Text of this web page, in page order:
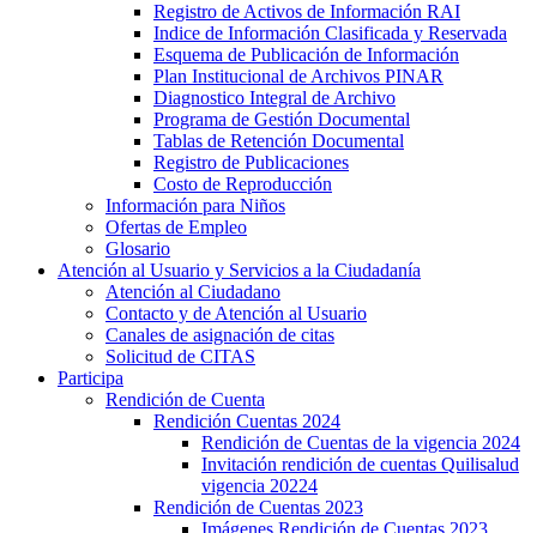
Registro de Activos de Información RAI
Indice de Información Clasificada y Reservada
Esquema de Publicación de Información
Plan Institucional de Archivos PINAR
Diagnostico Integral de Archivo
Programa de Gestión Documental
Tablas de Retención Documental
Registro de Publicaciones
Costo de Reproducción
Información para Niños
Ofertas de Empleo
Glosario
Atención al Usuario y Servicios a la Ciudadanía
Atención al Ciudadano
Contacto y de Atención al Usuario
Canales de asignación de citas
Solicitud de CITAS
Participa
Rendición de Cuenta
Rendición Cuentas 2024
Rendición de Cuentas de la vigencia 2024
Invitación rendición de cuentas Quilisalud
vigencia 20224
Rendición de Cuentas 2023
Imágenes Rendición de Cuentas 2023